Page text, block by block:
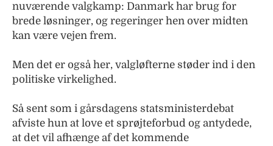
nuværende valgkamp: Danmark har brug for
brede løsninger, og regeringer hen over midten
kan være vejen frem.
Men det er også her, valgløfterne støder ind i den
politiske virkelighed.
Så sent som i gårsdagens statsministerdebat
afviste hun at love et sprøjteforbud og antydede,
at det vil afhænge af det kommende